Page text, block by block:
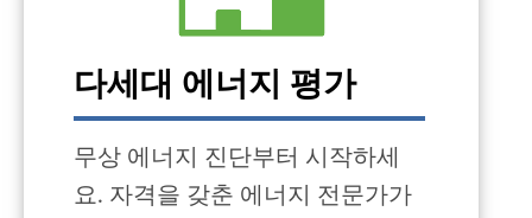
다세대 에너지 평가
무상 에너지 진단부터 시작하세
요. 자격을 갖춘 에너지 전문가가